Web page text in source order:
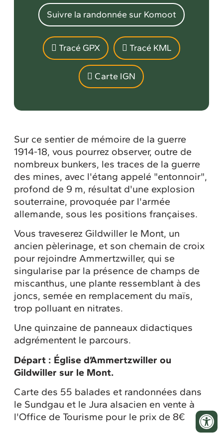
Suivre la randonnée sur Komoot
Tracé GPX Tracé KML
Carte IGN
Sur ce sentier de mémoire de la guerre
1914-18, vous pourrez observer, outre de
nombreux bunkers, les traces de la guerre
des mines, avec l'étang appelé "entonnoir",
profond de 9 m, résultat d'une explosion
souterraine, provoquée par l'armée
allemande, sous les positions françaises.
Vous traveserez Gildwiller le Mont, un
ancien pèlerinage, et son chemain de croix
pour rejoindre Ammertzwiller, qui se
singularise par la présence de champs de
miscanthus, une plante ressemblant à des
joncs, semée en remplacement du maïs,
trop polluant en nitrates.
Une quinzaine de panneaux didactiques
adgrémentent le parcours.
Départ : Église d’Ammertzwiller ou
Gildwiller sur le Mont.
Carte des 55 balades et randonnées dans
le Sundgau et le Jura alsacien en vente à
l'Office de Tourisme pour le prix de 8€